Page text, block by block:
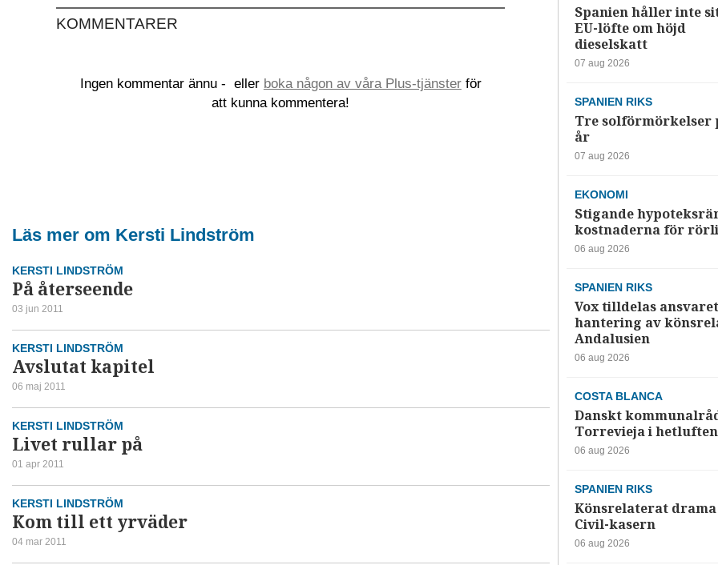
KOMMENTARER
Ingen kommentar ännu - eller boka någon av våra Plus-tjänsterför
att kunna kommentera!
Läs mer om Kersti Lindström
KERSTI LINDSTRÖM
På återseende
03 jun 2011
KERSTI LINDSTRÖM
Avslutat kapitel
06 maj 2011
KERSTI LINDSTRÖM
Livet rullar på
01 apr 2011
KERSTI LINDSTRÖM
Kom till ett yrväder
04 mar 2011
Spanien håller inte
EU-löfte om höjd
dieselskatt
07 aug 2026
SPANIEN RIKS
Tre solförmörkelser
år
07 aug 2026
EKONOMI
Stigande
kostnaderna för
06 aug 2026
SPANIEN RIKS
Vox tilldelas
hantering av
Andalusien
06 aug 2026
COSTA BLANCA
Danskt
Torrevieja i hetluften
06 aug 2026
SPANIEN RIKS
Könsrelaterat
Civil-kasern
06 aug 2026